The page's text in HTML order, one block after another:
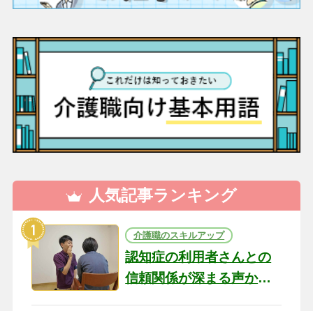
人気記事ランキング
介護職のスキルアップ
認知症の利用者さんとの
信頼関係が深まる声かけ